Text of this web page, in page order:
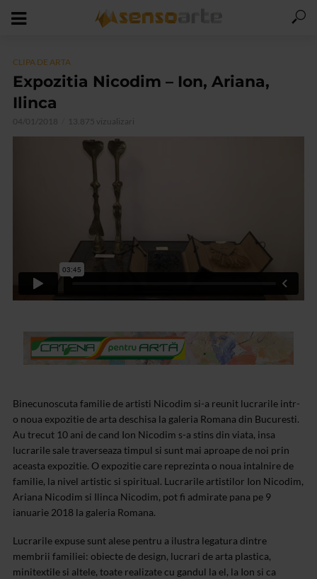
CLIPA DE ARTA
Expozitia Nicodim – Ion, Ariana,
Ilinca
04/01/2018 13.875 vizualizari
Binecunoscuta familie de artisti Nicodim si-a reunit lucrarile intr-
o noua expozitie de arta deschisa la galeria Romana din Bucuresti.
Au trecut 10 ani de cand Ion Nicodim s-a stins din viata, insa
lucrarile sale traverseaza timpul si sunt mai aproape de noi prin
aceasta expozitie. O expozitie care reprezinta o noua intalnire de
familie, la nivel artistic si spiritual. Lucrarile artistilor Ion Nicodim,
Ariana Nicodim si Ilinca Nicodim, pot fi admirate pana pe 9
ianuarie 2018 la galeria Romana.
Lucrarile expuse sunt alese pentru a ilustra legatura dintre
membrii familiei: obiecte de design, lucrari de arta plastica,
minitextile si altele, toate realizate cu gandul la el, la Ion si ca